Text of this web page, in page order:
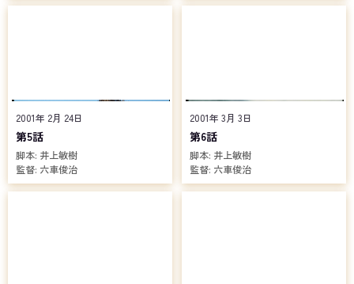
2001年 2月 24日
第5話
脚本: 井上敏樹
監督: 六車俊治
2001年 3月 3日
第6話
脚本: 井上敏樹
監督: 六車俊治